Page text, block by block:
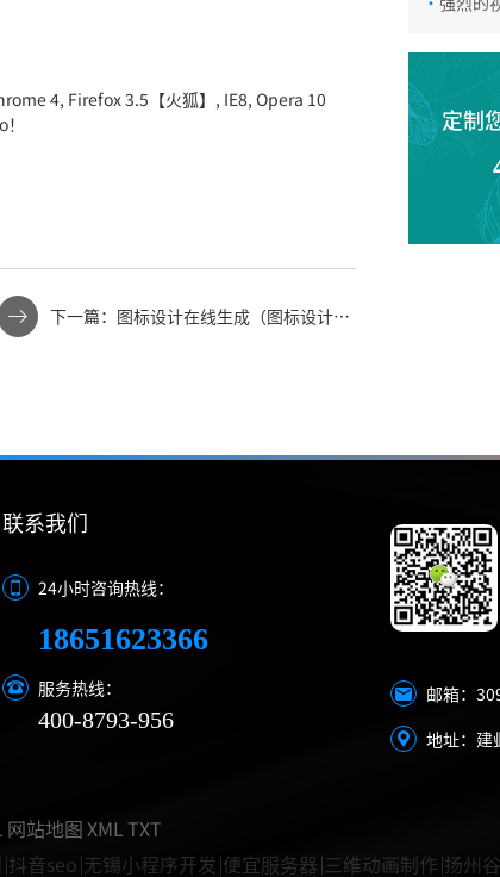
4, Firefox 3.5【火狐】, IE8, Opera 10
下一篇：图标设计在线生成（图标设计在
定制
联系我们
24小时咨询热线：
18651623366
服务热线：
400-8793-956
邮箱：
地址：建
网站地图XMLTXT
抖音seo 无锡小程序开发 便宜服务器 三维动画制作 扬州